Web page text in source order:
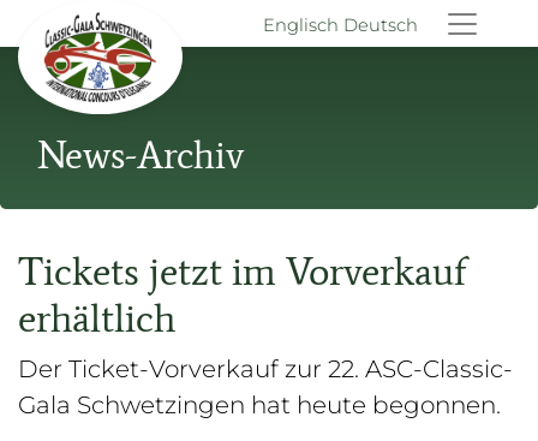
Englisch Deutsch
News-Archiv
Tickets jetzt im Vorverkauf
erhältlich
Der Ticket-Vorverkauf zur 22. ASC-Classic-
Gala Schwetzingen hat heute begonnen.